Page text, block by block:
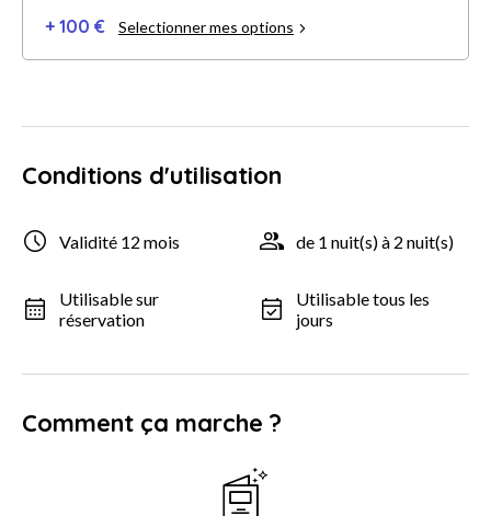
+ 100 € Selectionner mes options
Conditions d'utilisation
Validité 12 mois de 1 nuit(s) à 2 nuit(s)
Utilisable sur
réservation
Utilisable tous les
jours
Comment ça marche ?